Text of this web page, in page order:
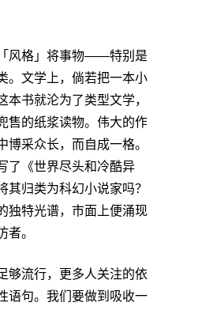
风格」将事物——特别是
文学上，倘若把一本小
本书就沦为了类型文学，
售的纸浆读物。伟大的作
博采众长，而自成一格。
了《世界尽头和冷酷异
其归类为科幻小说家吗？
独特光谱，市面上便涌现
者。
够流行，更多人关注的依
语句。我们要做到吸收一